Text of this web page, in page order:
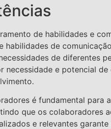
de habilidades e
de
de diferentes
e potencial
é fundamental para
que os colaboradores
e relevantes